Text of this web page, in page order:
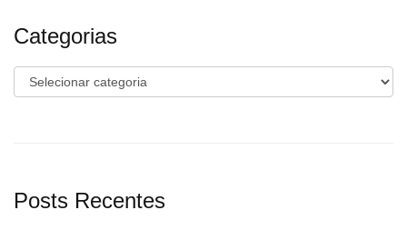
Categorias
Categorias
Posts Recentes